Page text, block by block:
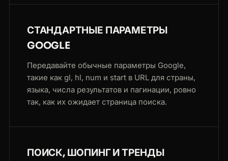
СТАНДАРТНЫЕ ПАРАМЕТРЫ
GOOGLE
Передавайте обычные параметры Google,
такие как gl, hl, num и start в URL для страны,
языка, числа результатов и пагинации, ровно
так, как их ожидает страница поиска.
ПОИСК, ШОПИНГ И ТРЕНДЫ